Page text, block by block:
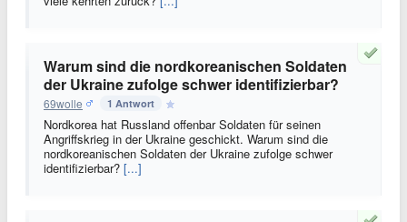
Warum sind die nordkoreanischen Soldaten
der Ukraine zufolge schwer identifizierbar?
69wolle 1 Antwort
Nordkorea hat Russland offenbar Soldaten für seinen
Angriffskrieg in der Ukraine geschickt. Warum sind die
nordkoreanischen Soldaten der Ukraine zufolge schwer
identifizierbar? [...]